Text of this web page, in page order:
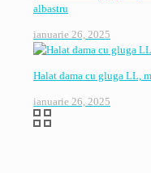
albastru
ianuarie 26, 2025
Halat dama cu gluga LL,
ianuarie 26, 2025